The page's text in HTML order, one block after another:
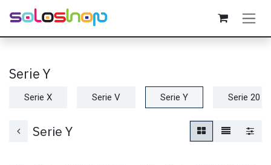
Passa al contenuto
Serie Y
Serie X Serie V Serie Y Serie 20
Serie Y